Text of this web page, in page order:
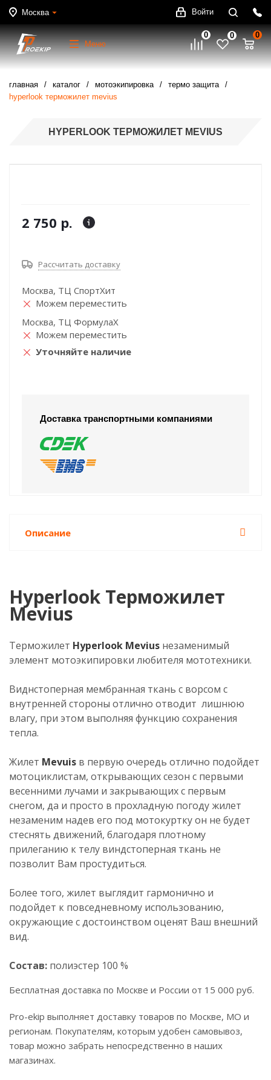
Москва Войти
Меню
0 0 0
главная каталог мотоэкипировка
термо защита
hyperlook терможилет mevius
HYPERLOOK ТЕРМОЖИЛЕТ MEVIUS
2 750 р.
Рассчитать доставку
Москва, ТЦ СпортХит
Можем переместить
Москва, ТЦ ФормулаХ
Можем переместить
Уточняйте наличие
Доставка транспортными компаниями
Описание
Hyperlook Терможилет
Mevius
Терможилет Hyperlook Mevius незаменимый
элемент мотоэкипировки любителя мототехники.
Виднстоперная мембранная ткань с ворсом с
внутренней стороны отлично отводит лишнюю
влагу, при этом выполняя функцию сохранения
тепла.
Жилет Mevuis в первую очередь отлично подойдет
мотоциклистам, открывающих сезон с первыми
весенними лучами и закрывающих с первым
снегом, да и просто в прохладную погоду жилет
незаменим надев его под мотокуртку он не будет
стеснять движений, благодаря плотному
прилеганию к телу виндстоперная ткань не
позволит Вам простудиться.
Более того, жилет выглядит гармонично и
подойдет к повседневному использованию,
окружающие с достоинством оценят Ваш внешний
вид.
Состав: полиэстер 100 %
Бесплатная доставка по Москве и России от 15 000 руб.
Pro-ekip выполняет доставку товаров по Москве, МО и
регионам. Покупателям, которым удобен самовывоз,
товар можно забрать непосредственно в наших
магазинах.